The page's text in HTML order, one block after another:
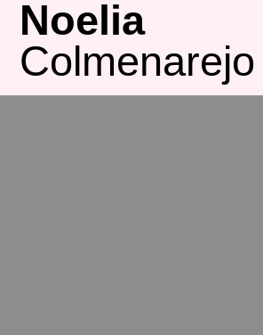
contenido
Noelia
Colmenarejo